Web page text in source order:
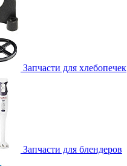
Запчасти для хлебопечек
Запчасти для блендеров